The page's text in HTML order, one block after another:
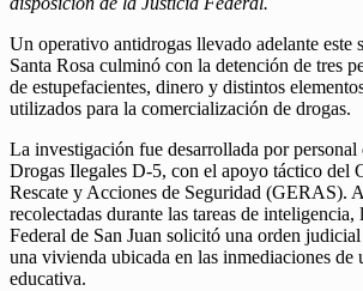
Un operativo antidrogas llevado adelante este
Santa Rosa culminó con la detención de tres
de estupefacientes, dinero y distintos
utilizados para la comercialización de drogas.
La investigación fue desarrollada por personal
Drogas Ilegales D-5, con el apoyo táctico del
Rescate y Acciones de Seguridad (GERAS).
recolectadas durante las tareas de
Federal de San Juan solicitó una orden
una vivienda ubicada en las inmediaciones de
educativa.